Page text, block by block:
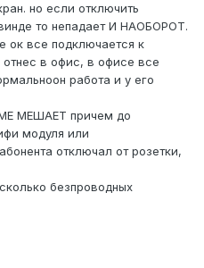
но если отключить
то непадает И НАОБОРОТ.
ок все подключается к
отнес в офис, в офисе все
работа и у его
МЕШАЕТ причем до
модуля или
отключал от розетки,
безпроводных